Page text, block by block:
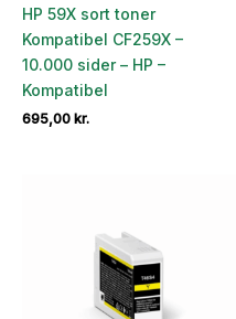
HP 59X sort toner
Kompatibel CF259X –
10.000 sider – HP –
Kompatibel
695,00 kr.